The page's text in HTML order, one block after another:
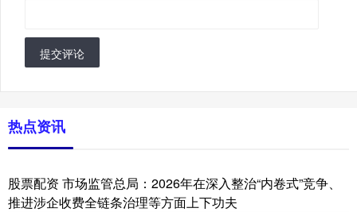
提交评论
热点资讯
股票配资 市场监管总局：2026年在深入整治“内卷式”竞争、
推进涉企收费全链条治理等方面上下功夫